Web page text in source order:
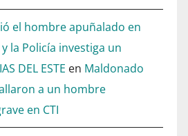
el hombre apuñalado en
la Policía investiga un
DEL ESTE en Maldonado
a un hombre
en CTI